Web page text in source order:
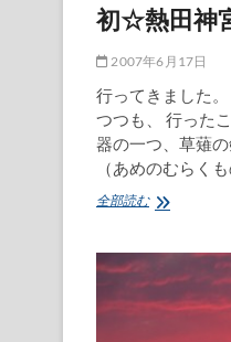
初☆熱田神
2007年6月17日
行ってきました
つつも、 行った
器の一つ、草薙
（あめのむらく
全部読む初
神
宮！